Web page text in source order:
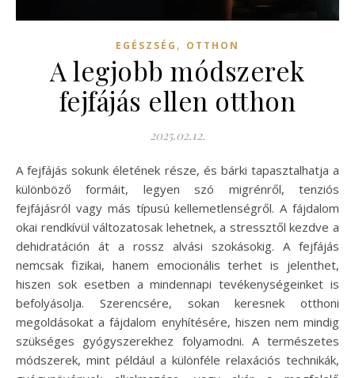
EGÉSZSÉG , OTTHON
A legjobb módszerek
fejfájás ellen otthon
2025.02.12.
A fejfájás sokunk életének része, és bárki tapasztalhatja a
különböző formáit, legyen szó migrénről, tenziós
fejfájásról vagy más típusú kellemetlenségről. A fájdalom
okai rendkívül változatosak lehetnek, a stressztől kezdve a
dehidratáción át a rossz alvási szokásokig. A fejfájás
nemcsak fizikai, hanem emocionális terhet is jelenthet,
hiszen sok esetben a mindennapi tevékenységeinket is
befolyásolja. Szerencsére, sokan keresnek otthoni
megoldásokat a fájdalom enyhítésére, hiszen nem mindig
szükséges gyógyszerekhez folyamodni. A természetes
módszerek, mint például a különféle relaxációs technikák,